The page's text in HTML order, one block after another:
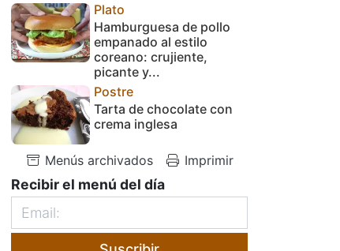
Plato
Hamburguesa de pollo
empanado al estilo
coreano: crujiente,
picante y...
Postre
Tarta de chocolate con
crema inglesa
Menús archivados Imprimir
Recibir el menú del día